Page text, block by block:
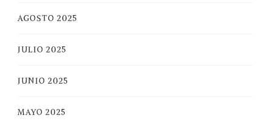
AGOSTO 2025
JULIO 2025
JUNIO 2025
MAYO 2025